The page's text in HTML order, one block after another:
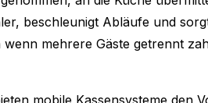
beschleunigt Abläufe und
wenn mehrere Gäste getrennt
mobile Kassensysteme den